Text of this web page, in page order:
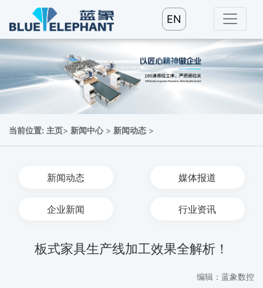
EN
当前位置: 主页> 新闻中心> 新闻动态 >
新闻动态 媒体报道
企业新闻 行业资讯
板式家具生产线加工效果全解析！
编辑：蓝象数控